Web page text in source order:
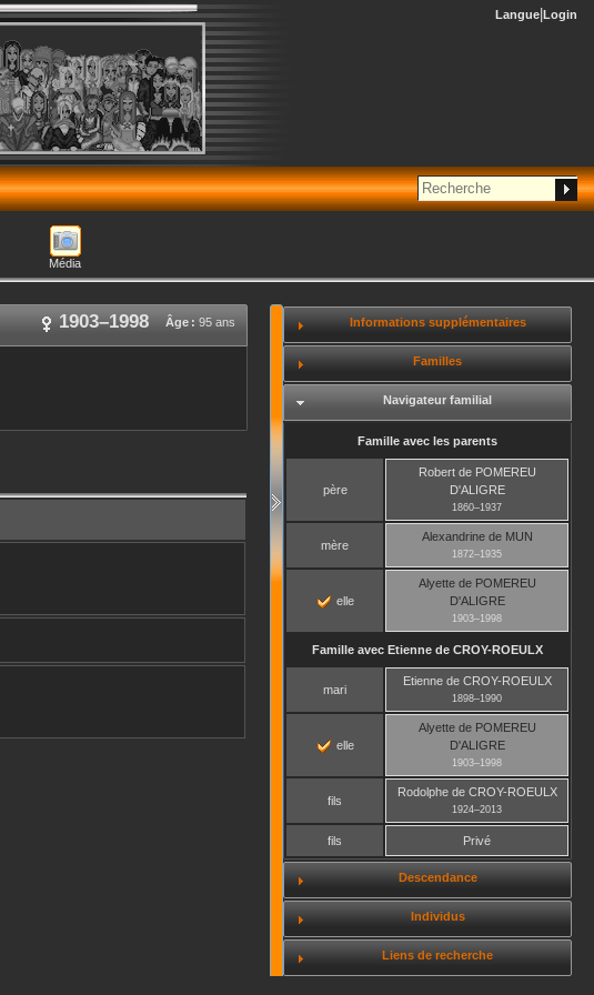
Langue Login
Média
Âge : 95 ans
1903–1998 Informations supplémentaires
Familles
Navigateur familial
Famille avec les parents
père
Robertde POMEREU
D'ALIGRE
1860–1937
mère
Alexandrinede MUN
1872–1935
elle
Alyettede POMEREU
D'ALIGRE
1903–1998
Famille avec Etienne de CROY-ROEULX
mari
Etiennede CROY-ROEULX
1898–1990
elle
Alyettede POMEREU
D'ALIGRE
1903–1998
fils
Rodolphede CROY-ROEULX
1924–2013
fils Privé
Descendance
Individus
Liens de recherche